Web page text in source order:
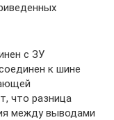
с ЗУ
к шине
что разница
между выводами